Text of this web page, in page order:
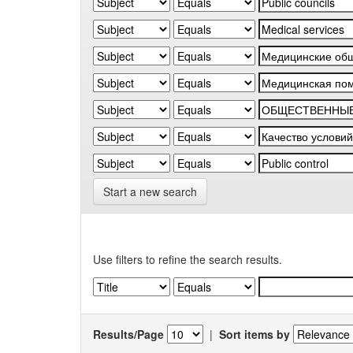
Start a new search
Use filters to refine the search results.
Results/Page | Sort items by